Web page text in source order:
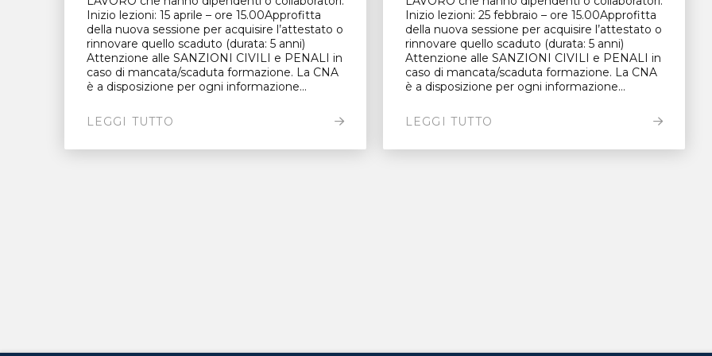
Inizio lezioni: 15 aprile – ore 15.00Approfitta
della nuova sessione per acquisire l’attestato o
rinnovare quello scaduto (durata: 5 anni)
Attenzione alle SANZIONI CIVILI e PENALI in
caso di mancata/scaduta formazione. La CNA
è a disposizione per ogni informazione...
LEGGI TUTTO
Inizio lezioni: 25 febbraio – ore 15.00Approfitta
della nuova sessione per acquisire l’attestato o
rinnovare quello scaduto (durata: 5 anni)
Attenzione alle SANZIONI CIVILI e PENALI in
caso di mancata/scaduta formazione. La CNA
è a disposizione per ogni informazione...
LEGGI TUTTO